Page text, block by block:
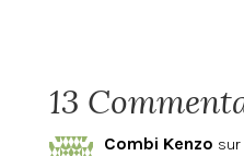
13
Combi Kenzo sur